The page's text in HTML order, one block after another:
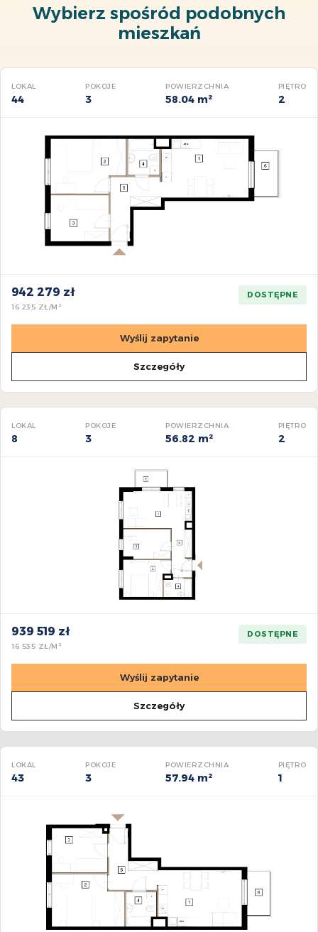
Wybierz spośród podobnych
mieszkań
LOKAL
44
POKOJE
3
POWIERZCHNIA
58.04 m²
PIĘTRO
2
942 279 zł
16 235 ZŁ/M²
DOSTĘPNE
Wyślij zapytanie
Szczegóły
LOKAL
8
POKOJE
3
POWIERZCHNIA
56.82 m²
PIĘTRO
2
939 519 zł
16 535 ZŁ/M²
DOSTĘPNE
Wyślij zapytanie
Szczegóły
LOKAL
43
POKOJE
3
POWIERZCHNIA
57.94 m²
PIĘTRO
1